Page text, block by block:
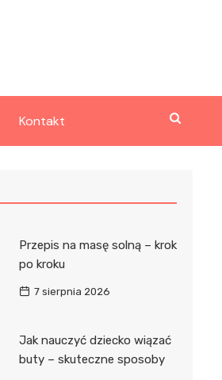
Kontakt
Przepis na masę solną – krok
po kroku
7 sierpnia 2026
Jak nauczyć dziecko wiązać
buty – skuteczne sposoby